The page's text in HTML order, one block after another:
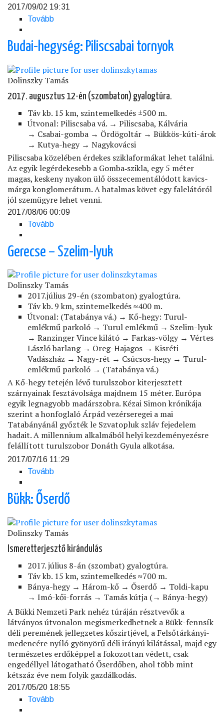
2017/09/02 19:31
Tovább
Séta
egy
majorban)
Budai-hegység: Piliscsabai tornyok
Dolinszky Tamás
2017. augusztus 12-én (szombaton) gyalogtúra.
Táv kb. 15 km, szintemelkedés ±500 m.
Útvonal: Piliscsaba vá. → Piliscsaba, Kálvária
→ Csabai-gomba → Ördögoltár → Bükkös-kúti-árok
→ Kutya-hegy → Nagykovácsi
Piliscsaba közelében érdekes sziklaformákat lehet találni.
Az egyik legérdekesebb a Gomba‑szikla, egy 5 méter
magas, keskeny nyakon ülő összecementálódott kavics-
márga konglomerátum. A hatalmas követ egy falelátóról
jól szemügyre lehet venni.
2017/08/06 00:09
Tovább
Piliscsabai
tornyok)
Gerecse – Szelim-lyuk
Dolinszky Tamás
2017.július 29-én (szombaton) gyalogtúra.
Táv kb. 9 km, szintemelkedés ≈400 m.
Útvonal: (Tatabánya vá.) → Kő-hegy: Turul-
emlékmű parkoló → Turul emlékmű → Szelim-lyuk
→ Ranzinger Vince kilátó → Farkas-völgy → Vértes
László barlang → Öreg-Hajagos → Kisréti
Vadászház → Nagy-rét → Csúcsos-hegy → Turul-
emlékmű parkoló → (Tatabánya vá.)
A Kő-hegy tetején lévő turulszobor kiterjesztett
szárnyainak fesztávolsága majdnem 15 méter. Európa
egyik legnagyobb madárszobra. Kézai Simon krónikája
szerint a honfoglaló Árpád vezérseregei a mai
Tatabányánál győzték le Szvatopluk szláv fejedelem
hadait. A millennium alkalmából helyi kezdeményezésre
felállított turulszobor Donáth Gyula alkotása.
2017/07/16 11:29
Tovább
Szelim-
lyuk)
Bükk: Őserdő
Dolinszky Tamás
Ismeretterjesztő kirándulás
2017. július 8-án (szombat) gyalogtúra.
Táv kb. 15 km, szintemelkedés ≈700 m.
Bánya-hegy → Három-kő → Őserdő → Toldi-kapu
→ Imó-kői-forrás → Tamás kútja (→ Bánya-hegy)
A Bükki Nemzeti Park nehéz túráján résztvevők a
látványos útvonalon megismerkedhetnek a Bükk-fennsík
déli peremének jellegzetes kőszirtjével, a Felsőtárkányi-
medencére nyíló gyönyörű déli irányú kilátással, majd egy
természetes erdőképpel a fokozottan védett, csak
engedéllyel látogatható Őserdőben, ahol több mint
kétszáz éve nem folyik gazdálkodás.
2017/05/20 18:55
Tovább